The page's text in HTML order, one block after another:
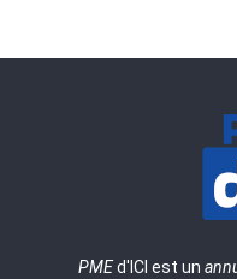
PMEd'ICI est un